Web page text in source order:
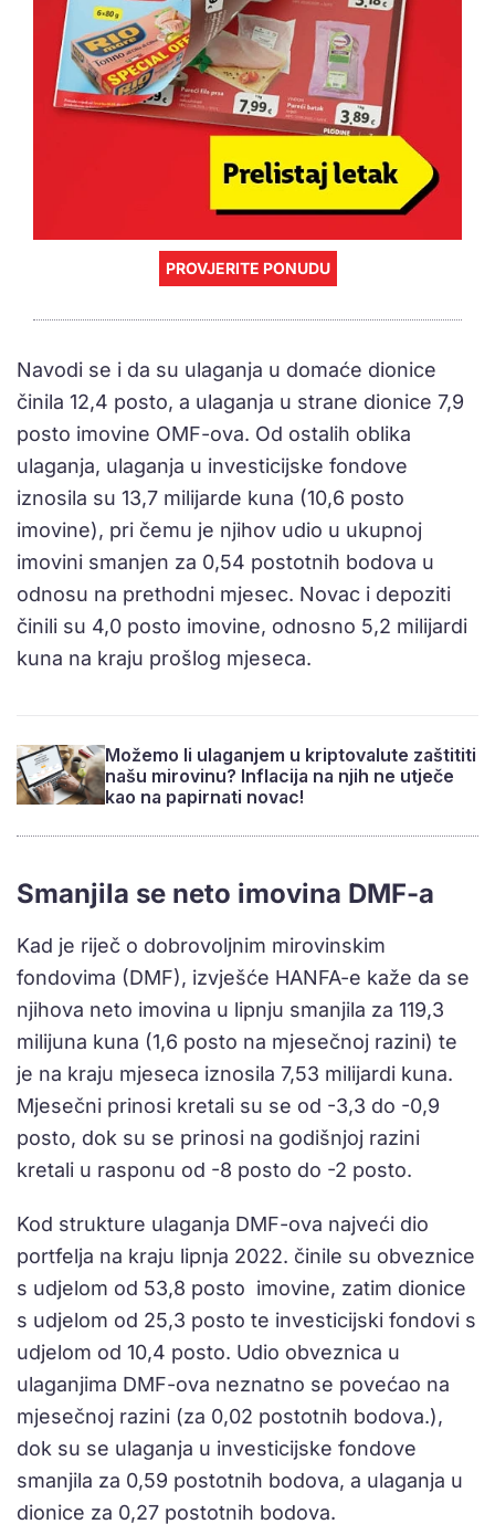
PROVJERITE PONUDU
Navodi se i da su ulaganja u domaće dionice
činila 12,4 posto, a ulaganja u strane dionice 7,9
posto imovine OMF-ova. Od ostalih oblika
ulaganja, ulaganja u investicijske fondove
iznosila su 13,7 milijarde kuna (10,6 posto
imovine), pri čemu je njihov udio u ukupnoj
imovini smanjen za 0,54 postotnih bodova u
odnosu na prethodni mjesec. Novac i depoziti
činili su 4,0 posto imovine, odnosno 5,2 milijardi
kuna na kraju prošlog mjeseca.
Možemo li ulaganjem u kriptovalute zaštititi
našu mirovinu? Inflacija na njih ne utječe
kao na papirnati novac!
Smanjila se neto imovina DMF-a
Kad je riječ o dobrovoljnim mirovinskim
fondovima (DMF), izvješće HANFA-e kaže da se
njihova neto imovina u lipnju smanjila za 119,3
milijuna kuna (1,6 posto na mjesečnoj razini) te
je na kraju mjeseca iznosila 7,53 milijardi kuna.
Mjesečni prinosi kretali su se od -3,3 do -0,9
posto, dok su se prinosi na godišnjoj razini
kretali u rasponu od -8 posto do -2 posto.
Kod strukture ulaganja DMF-ova najveći dio
portfelja na kraju lipnja 2022. činile su obveznice
s udjelom od 53,8 posto imovine, zatim dionice
s udjelom od 25,3 posto te investicijski fondovi s
udjelom od 10,4 posto. Udio obveznica u
ulaganjima DMF-ova neznatno se povećao na
mjesečnoj razini (za 0,02 postotnih bodova.),
dok su se ulaganja u investicijske fondove
smanjila za 0,59 postotnih bodova, a ulaganja u
dionice za 0,27 postotnih bodova.